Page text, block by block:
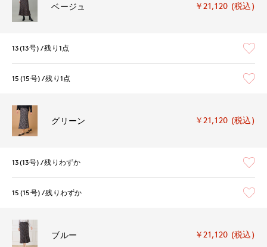
ベージュ ￥21,120 (税込)
13(13号) 残り1点
15(15号) 残り1点
グリーン ￥21,120 (税込)
13(13号) 残りわずか
15(15号) 残りわずか
ブルー ￥21,120 (税込)